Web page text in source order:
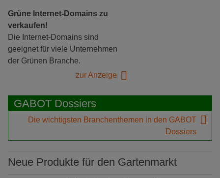
Grüne Internet-Domains zu
verkaufen!
Die Internet-Domains sind
geeignet für viele Unternehmen
der Grünen Branche.
zur Anzeige
GABOT Dossiers
Die wichtigsten Branchenthemen in den GABOT
Dossiers
Neue Produkte für den Gartenmarkt